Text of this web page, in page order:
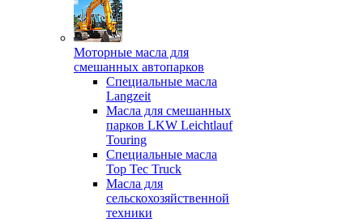
Моторные масла для
смешанных автопарков
Специальные масла
Langzeit
Масла для смешанных
парков LKW Leichtlauf
Touring
Специальные масла
Top Tec Truck
Масла для
сельскохозяйственной
техники